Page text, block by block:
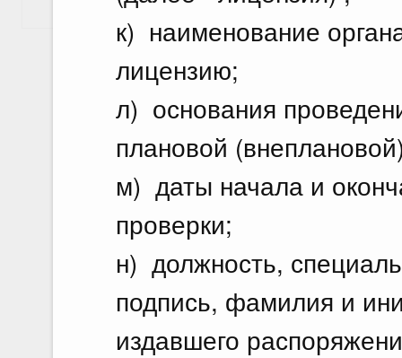
к) наименование
лицензию;
л) основания
плановой
м) даты начала и
проверки;
н) должность,
подпись, фамилия и
издавшего
Показать еще